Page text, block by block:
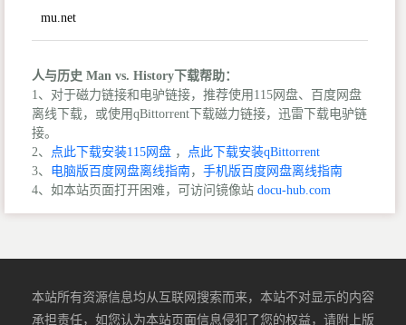
mu.net
人与历史 Man vs. History下载帮助：
1、对于磁力链接和电驴链接，推荐使用115网盘、百度网盘
离线下载，或使用qBittorrent下载磁力链接，迅雷下载电驴链
接。
2、
点此下载安装115网盘 ，
点此下载安装qBittorrent
3、
电脑版百度网盘离线指南， 手机版百度网盘离线指南
4、如本站页面打开困难，可访问镜像站 docu-hub.com
本站所有资源信息均从互联网搜索而来，本站不对显示的内容
承担责任，如您认为本站页面信息侵犯了您的权益，请附上版